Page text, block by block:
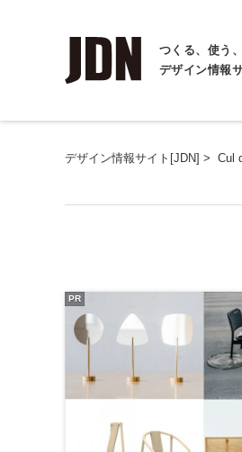
つくる、使う
デザイン情報
デザイン情報サイト[JDN] > Cul
PR